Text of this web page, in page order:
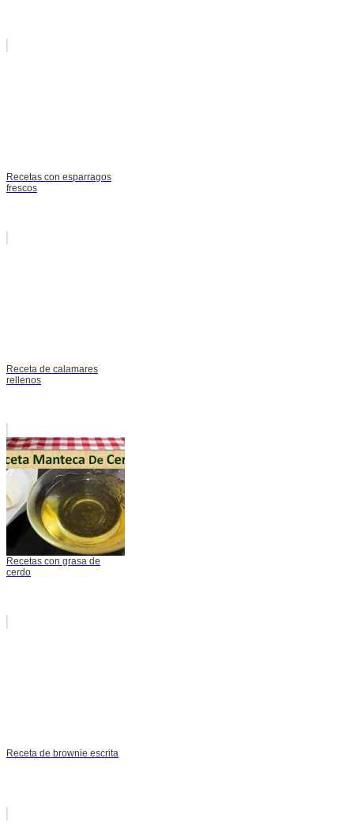
Recetas con esparragos
frescos
Receta de calamares
rellenos
Recetas con grasa de
cerdo
Receta de brownie escrita